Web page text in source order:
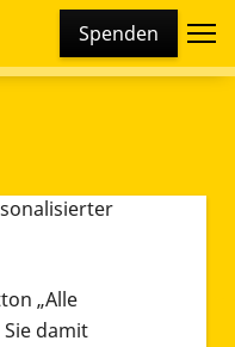
Spenden
Cookies und
Cookies und
„Alle
damit